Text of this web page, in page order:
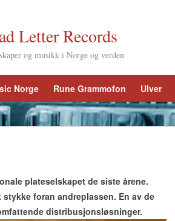
Letter Records
og musikk i Norge og verden
Norge Rune Grammofon Ulver
plateselskapet de siste årene.
foran andreplassen. En av de
distribusjonsløsninger.